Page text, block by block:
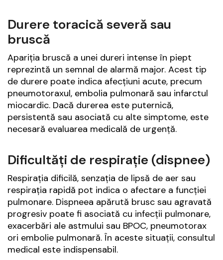
Durere toracică severă sau
bruscă
Apariția bruscă a unei dureri intense în piept
reprezintă un semnal de alarmă major. Acest tip
de durere poate indica afecțiuni acute, precum
pneumotoraxul, embolia pulmonară sau infarctul
miocardic. Dacă durerea este puternică,
persistentă sau asociată cu alte simptome, este
necesară evaluarea medicală de urgență.
Dificultăți de respirație (dispnee)
Respirația dificilă, senzația de lipsă de aer sau
respirația rapidă pot indica o afectare a funcției
pulmonare. Dispneea apărută brusc sau agravată
progresiv poate fi asociată cu infecții pulmonare,
exacerbări ale astmului sau BPOC, pneumotorax
ori embolie pulmonară. În aceste situații, consultul
medical este indispensabil.